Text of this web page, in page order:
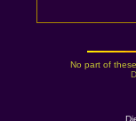
No part of